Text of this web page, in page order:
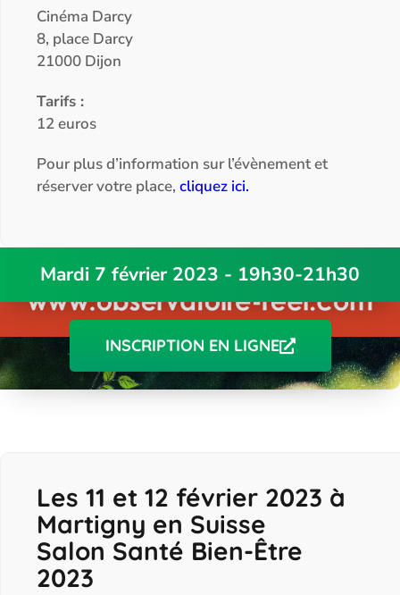
Cinéma Darcy
8, place Darcy
21000 Dijon
Tarifs :
12 euros
Pour plus d’information sur l’évènement et
réserver votre place, cliquez ici.
Mardi 7 février 2023 - 19h30-21h30
INSCRIPTION EN LIGNE
Les 11 et 12 février 2023 à
Martigny en Suisse
Salon Santé Bien-Être
2023